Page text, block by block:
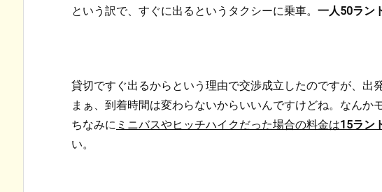
という訳で、すぐに出るというタクシーに乗車。 一人50ラン
貸切ですぐ出るからという理由で交渉成立したのですが、出
まぁ、到着時間は変わらないからいいんですけどね。なんか
ちなみに ミニバスやヒッチハイクだった場合の料金は15ラン
い。